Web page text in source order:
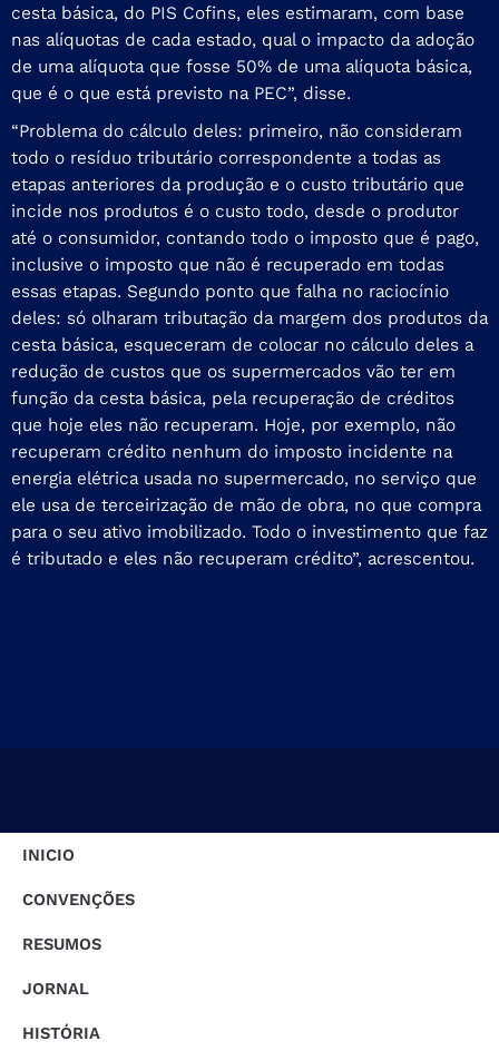
cesta básica, do PIS Cofins, eles estimaram, com base
nas alíquotas de cada estado, qual o impacto da adoção
de uma alíquota que fosse 50% de uma alíquota básica,
que é o que está previsto na PEC”, disse.
“Problema do cálculo deles: primeiro, não consideram
todo o resíduo tributário correspondente a todas as
etapas anteriores da produção e o custo tributário que
incide nos produtos é o custo todo, desde o produtor
até o consumidor, contando todo o imposto que é pago,
inclusive o imposto que não é recuperado em todas
essas etapas. Segundo ponto que falha no raciocínio
deles: só olharam tributação da margem dos produtos da
cesta básica, esqueceram de colocar no cálculo deles a
redução de custos que os supermercados vão ter em
função da cesta básica, pela recuperação de créditos
que hoje eles não recuperam. Hoje, por exemplo, não
recuperam crédito nenhum do imposto incidente na
energia elétrica usada no supermercado, no serviço que
ele usa de terceirização de mão de obra, no que compra
para o seu ativo imobilizado. Todo o investimento que faz
é tributado e eles não recuperam crédito”, acrescentou.
INICIO
CONVENÇÕES
RESUMOS
JORNAL
HISTÓRIA